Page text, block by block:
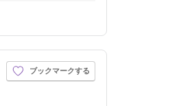
ブックマークする